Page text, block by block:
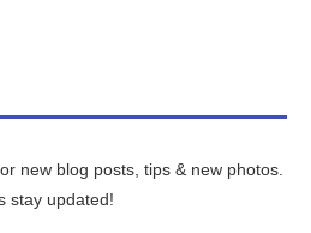
new blog posts, tips & new photos.
stay updated!